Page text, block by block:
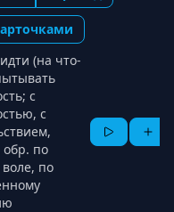
(на что-
с
с
обр. по
по